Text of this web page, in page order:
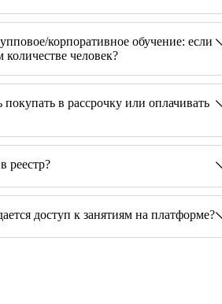
корпоративное обучение: если
количестве человек?
в рассрочку или оплачивать
реестр?
доступ к занятиям на платформе?